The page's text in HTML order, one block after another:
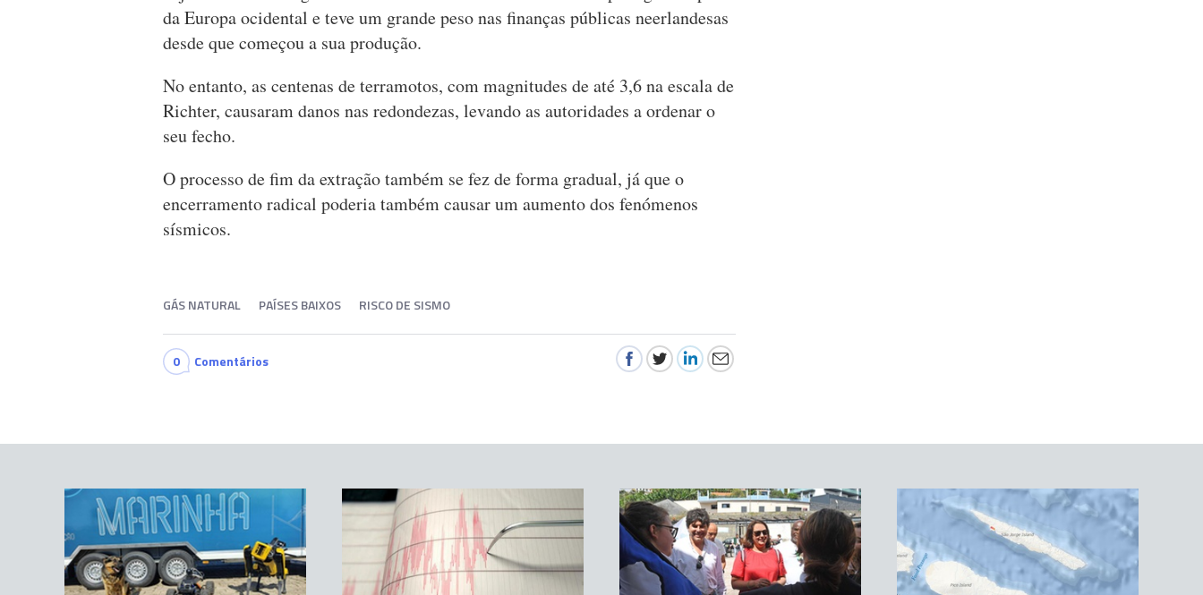
da Europa ocidental e teve um grande peso nas finanças públicas neerlandesas
desde que começou a sua produção.
No entanto, as centenas de terramotos, com magnitudes de até 3,6 na escala de
Richter, causaram danos nas redondezas, levando as autoridades a ordenar o
seu fecho.
O processo de fim da extração também se fez de forma gradual, já que o
encerramento radical poderia também causar um aumento dos fenómenos
sísmicos.
GÁS NATURAL PAÍSES BAIXOS RISCO DE SISMO
0 Comentários